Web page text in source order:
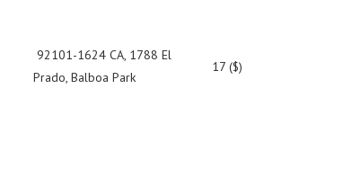
92101-1624 СА, 1788 El
Prado, Balboa Park
17 ($)